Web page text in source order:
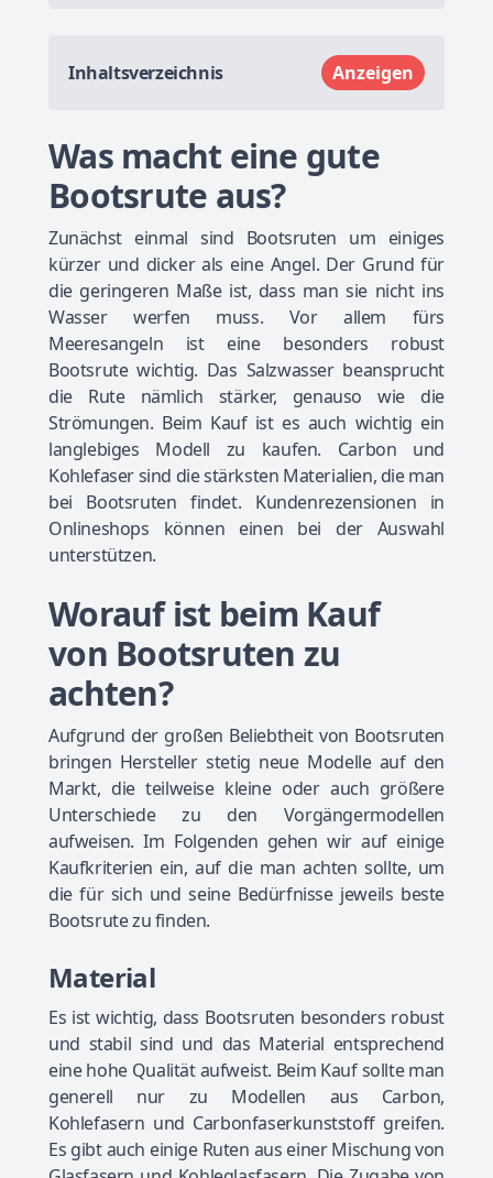
Inhaltsverzeichnis Anzeigen
Was macht eine gute
Bootsrute aus?
Zunächst einmal sind Bootsruten um einiges
kürzer und dicker als eine Angel. Der Grund für
die geringeren Maße ist, dass man sie nicht ins
Wasser werfen muss. Vor allem fürs
Meeresangeln ist eine besonders robust
Bootsrute wichtig. Das Salzwasser beansprucht
die Rute nämlich stärker, genauso wie die
Strömungen. Beim Kauf ist es auch wichtig ein
langlebiges Modell zu kaufen. Carbon und
Kohlefaser sind die stärksten Materialien, die man
bei Bootsruten findet. Kundenrezensionen in
Onlineshops können einen bei der Auswahl
unterstützen.
Worauf ist beim Kauf
von Bootsruten zu
achten?
Aufgrund der großen Beliebtheit von Bootsruten
bringen Hersteller stetig neue Modelle auf den
Markt, die teilweise kleine oder auch größere
Unterschiede zu den Vorgängermodellen
aufweisen. Im Folgenden gehen wir auf einige
Kaufkriterien ein, auf die man achten sollte, um
die für sich und seine Bedürfnisse jeweils beste
Bootsrute zu finden.
Material
Es ist wichtig, dass Bootsruten besonders robust
und stabil sind und das Material entsprechend
eine hohe Qualität aufweist. Beim Kauf sollte man
generell nur zu Modellen aus Carbon,
Kohlefasern und Carbonfaserkunststoff greifen.
Es gibt auch einige Ruten aus einer Mischung von